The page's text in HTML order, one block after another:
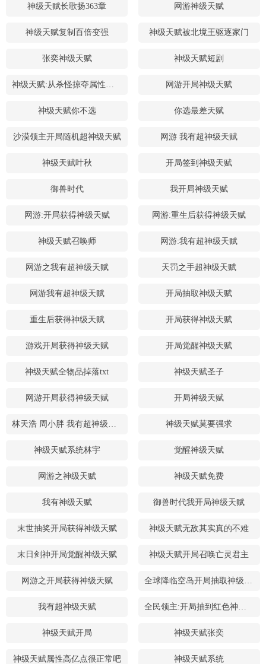
神级天赋长歌扬363章 网游神级天赋
神级天赋复制百倍变强 神级天赋被北境王驱逐家门
张奕神级天赋 神级天赋短剧
神级天赋:从杀怪掠夺属性点开始 网游开局神级天赋
神级天赋你不选 你选最差天赋
沙漠领主开局随机超神级天赋 网游 我有超神级天赋
神级天赋叶秋 开局签到神级天赋
御兽时代 我开局神级天赋
网游:开局获得神级天赋 网游:重生后获得神级天赋
神级天赋召唤师 网游:我有超神级天赋
网游之我有超神级天赋 天罚之手超神级天赋
网游我有超神级天赋 开局抽取神级天赋
重生后获得神级天赋 开局获得神级天赋
游戏开局获得神级天赋 开局觉醒神级天赋
神级天赋全物品掉落txt 神级天赋圣子
网游开局获得神级天赋 开局神级天赋
林天浩 周小胖 我有超神级天赋 神级天赋莫要强求
神级天赋系统林宇 觉醒神级天赋
网游之神级天赋 神级天赋免费
我有神级天赋 御兽时代我开局神级天赋
末世抽奖开局获得神级天赋 神级天赋无敌其实真的不难
末日剑神开局觉醒神级天赋 神级天赋开局召唤亡灵君主
网游之开局获得神级天赋 全球降临空岛开局抽取神级天赋
我有超神级天赋 全民领主:开局抽到红色神级天赋
神级天赋开局 神级天赋张奕
神级天赋属性高亿点很正常吧 神级天赋系统